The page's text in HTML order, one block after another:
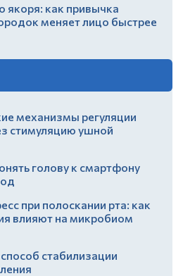
якоря: как привычка
меняет лицо быстрее
механизмы регуляции
стимуляцию ушной
голову к смартфону
при полоскании рта: как
влияют на микробиом
стабилизации